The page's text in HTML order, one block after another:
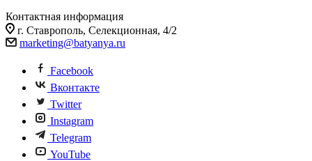
Контактная информация
г. Ставрополь, Селекционная, 4/2
marketing@batyanya.ru
Facebook
Вконтакте
Twitter
Instagram
Telegram
YouTube